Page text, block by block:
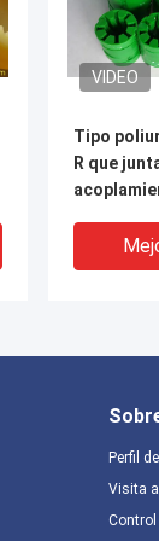
VIDEO
Tipo
R que
VIDEO
Perfil
Visita
Control